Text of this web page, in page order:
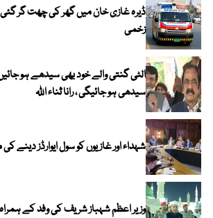
زخمی
الٹی گنتی والے خود بھی سیدھے ہو
سیدھی ہو جائیگی ، رانا ثناء اللہ
شہداء اور غازیوں کو سول ایوارڈز دینے
وزیر اعظم شہباز شریف کی وفد کے